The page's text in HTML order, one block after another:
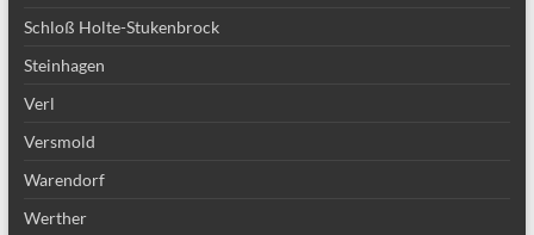
Schloß Holte-Stukenbrock
Steinhagen
Verl
Versmold
Warendorf
Werther